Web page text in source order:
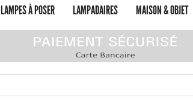
LAMPES À POSER LAMPADAIRES MAISON & OBJET